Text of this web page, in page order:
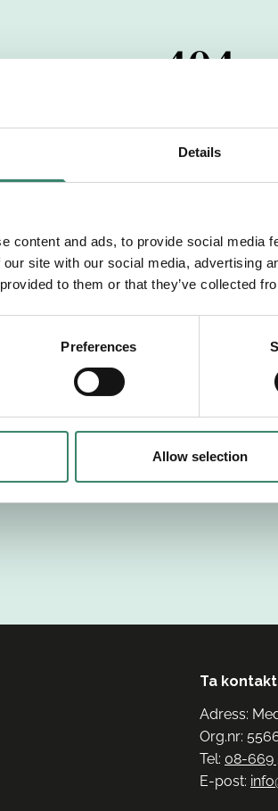
Details
content and ads, to provide social media
site with our social media, advertising
to them or that they’ve collected
Preferences
Allow selection
404
har passerats. Vi
dig med mer information om
Tillbaka till Sverek
Ta kontakt
Adress:
Org.nr:
Tel: 08-669
E-post: